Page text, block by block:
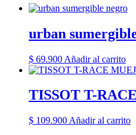
urban
$ 69.900 Añadir al carrito
TISSOT T-
$ 109.900 Añadir al carrito